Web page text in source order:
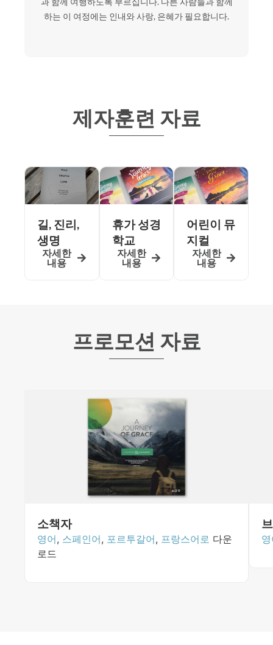
하는 이 여정에는 인내와 사랑, 은혜가 필요합니다.
제자훈련 자료
길, 진리,
생명
자세한
내용
휴가 성경
학교
자세한
내용
어린이 뮤
지컬
자세한
내용
프로모션 자료
소책자
영어, 스페인어, 포르투갈어, 프랑스어로 다운
로드